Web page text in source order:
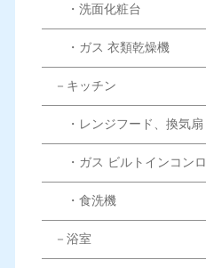
・洗面化粧台
・ガス 衣類乾燥機
－キッチン
・レンジフード、換気扇
・ガス ビルトインコンロ
・食洗機
－浴室